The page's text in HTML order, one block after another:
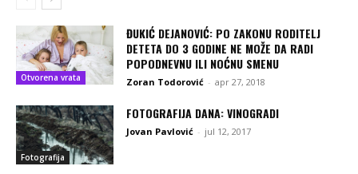
Otvorena vrata
ĐUKIĆ DEJANOVIĆ: PO ZAKONU RODITELJ
DETETA DO 3 GODINE NE MOŽE DA RADI
POPODNEVNU ILI NOĆNU SMENU
Zoran Todorović - apr 27, 2018
Fotografija
FOTOGRAFIJA DANA: VINOGRADI
Jovan Pavlović - jul 12, 2017